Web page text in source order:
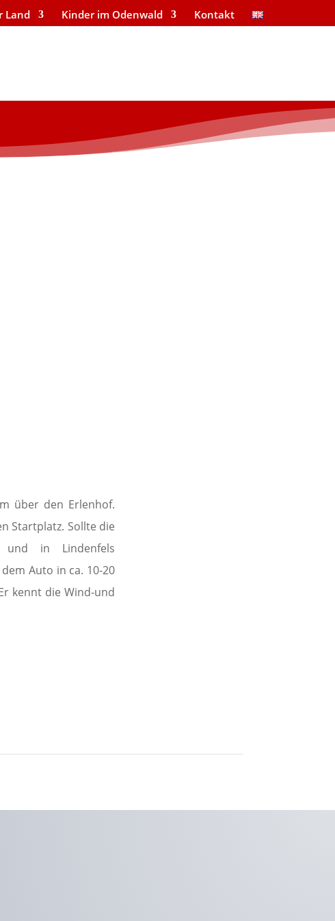
Land Kinder im Odenwald Kontakt
über den Erlenhof.
Startplatz. Sollte die
und in Lindenfels
Auto in ca. 10-20
kennt die Wind-und